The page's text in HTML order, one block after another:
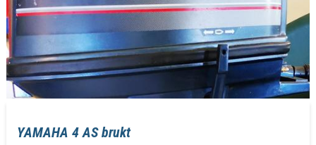
YAMAHA 4 AS brukt